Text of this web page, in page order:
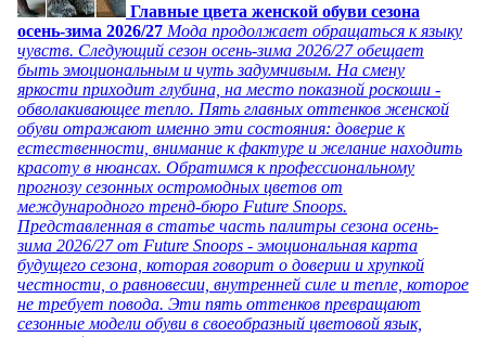
Главные цвета женской обуви сезона
осень-зима 2026/27 Мода продолжает обращаться к языку
чувств. Следующий сезон осень-зима 2026/27 обещает
быть эмоциональным и чуть задумчивым. На смену
яркости приходит глубина, на место показной роскоши -
обволакивающее тепло. Пять главных оттенков женской
обуви отражают именно эти состояния: доверие к
естественности, внимание к фактуре и желание находить
красоту в нюансах. Обратимся к профессиональному
прогнозу сезонных остромодных цветов от
международного тренд-бюро Future Snoops.
Представленная в статье часть палитры сезона осень-
зима 2026/27 от Future Snoops - эмоциональная карта
будущего сезона, которая говорит о доверии и хрупкой
честности, о равновесии, внутренней силе и тепле, которое
не требует повода. Эти пять оттенков превращают
сезонные модели обуви в своеобразный цветовой язык,